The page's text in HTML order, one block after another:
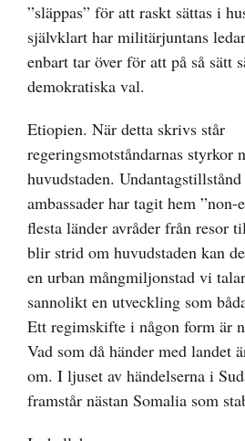
”släppas” för att raskt sättas i
självklart har militärjuntans
enbart tar över för att på så sätt
demokratiska val.
Etiopien. När detta skrivs står
regeringsmotståndarnas styrkor
huvudstaden.
ambassader har tagit hem ”non-
flesta länder avråder från resor
blir strid om huvudstaden kan
en urban mångmiljonstad vi
sannolikt en utveckling som
Ett regimskifte i någon form är
Vad som då händer med landet
om. I ljuset av händelserna i
framstår nästan Somalia som